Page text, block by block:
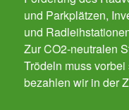
und Parkplätzen,
und
Zur CO2-neutralen
Trödeln muss
bezahlen wir in der